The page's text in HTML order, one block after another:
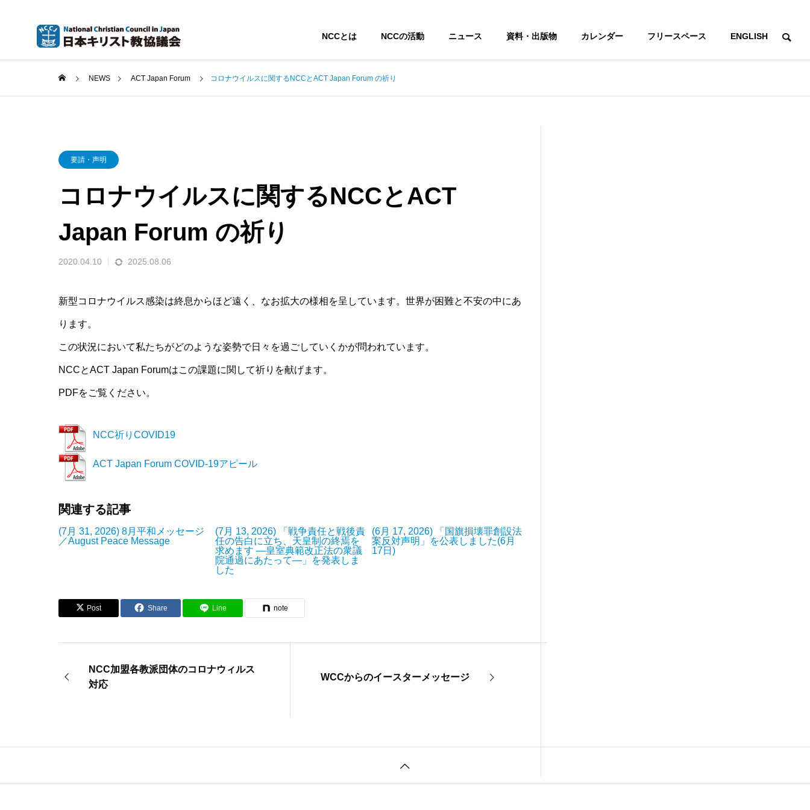
NCCとは NCCの活動 ニュース 資料・出版物 カレンダー フリースペース ENGLISH
NEWS ACT Japan Forum コロナウイルスに関するNCCとACT Japan Forum の祈り
要請・声明
コロナウイルスに関するNCCとACT
Japan Forum の祈り
2020.04.10 2025.08.06
新型コロナウイルス感染は終息からほど遠く、なお拡大の様相を呈しています。世界が困難と不安の中にあ
ります。
この状況において私たちがどのような姿勢で日々を過ごしていくかが問われています。
NCCとACT Japan Forumはこの課題に関して祈りを献げます。
PDFをご覧ください。
NCC祈りCOVID19
ACT Japan Forum COVID-19アピール
関連する記事
(7月 31, 2026) 8月平和メッセージ
／August Peace Message
(7月 13, 2026) 「戦争責任と戦後責
任の告白に立ち、天皇制の終焉を
求めます ―皇室典範改正法の衆議
院通過にあたって―」を発表しま
した
(6月 17, 2026) 「国旗損壊罪創設法
案反対声明」を公表しました(6月
17日)
Post Share Line note
NCC加盟各教派団体のコロナウィルス
対応
WCCからのイースターメッセージ